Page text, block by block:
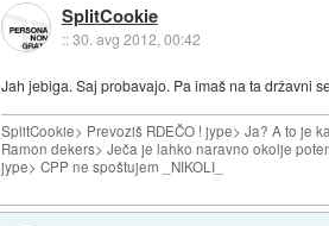
SplitCookie
::30. avg 2012, 00:42
Jah jebiga. Saj probavajo. Pa imaš na ta državni
SplitCookie> Prevoziš RDEČO ! jype> Ja? A to je
Ramon dekers> Ječa je lahko naravno okolje
jype> CPP ne spoštujem _NIKOLI_